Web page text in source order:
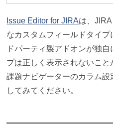
Issue Editor for JIRAは、
なカスタムフィールドタイ
ドパーティ製アドオンが独
プは正しく表示されないこと
課題ナビゲーターのカラム
してみてください。